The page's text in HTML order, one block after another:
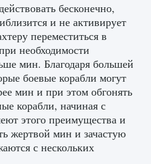
бесконечно,
и не активирует
переместиться в
необходимости
мин. Благодаря большей
боевые корабли могут
мин и при этом обгонять
корабли, начиная с
этого преимущества и
жертвой мин и зачастую
с нескольких